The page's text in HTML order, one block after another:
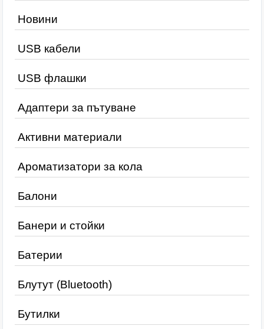
Новини
USB кабели
USB флашки
Адаптери за пътуване
Активни материали
Ароматизатори за кола
Балони
Банери и стойки
Батерии
Блутут (Bluetooth)
Бутилки